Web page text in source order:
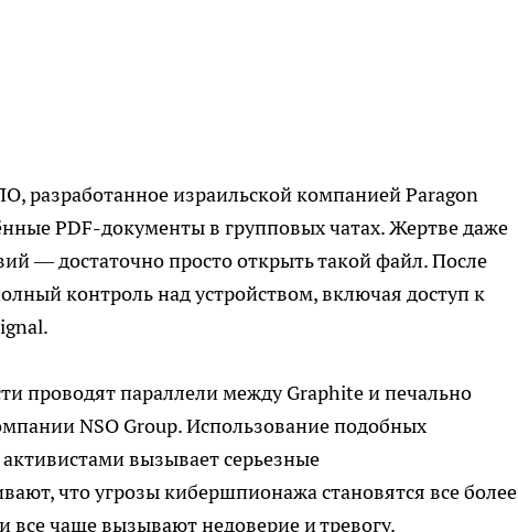
разработанное израильской компанией Paragon
PDF-документы в групповых чатах. Жертве даже
— достаточно просто открыть такой файл. После
контроль над устройством, включая доступ к
проводят параллели между Graphite и печально
NSO Group. Использование подобных
вызывает серьезные
что угрозы кибершпионажа становятся все более
чаще вызывают недоверие и тревогу.